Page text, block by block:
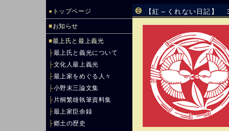
● トップページ
■お知らせ
■最上氏と最上義光
├最上氏と義光について
├文化人最上義光
├最上家をめぐる人々
├小野末三論文集
├ 片桐繁雄執筆資料集
├最上家臣余録
├郷土の歴史
【紅～くれない日記】